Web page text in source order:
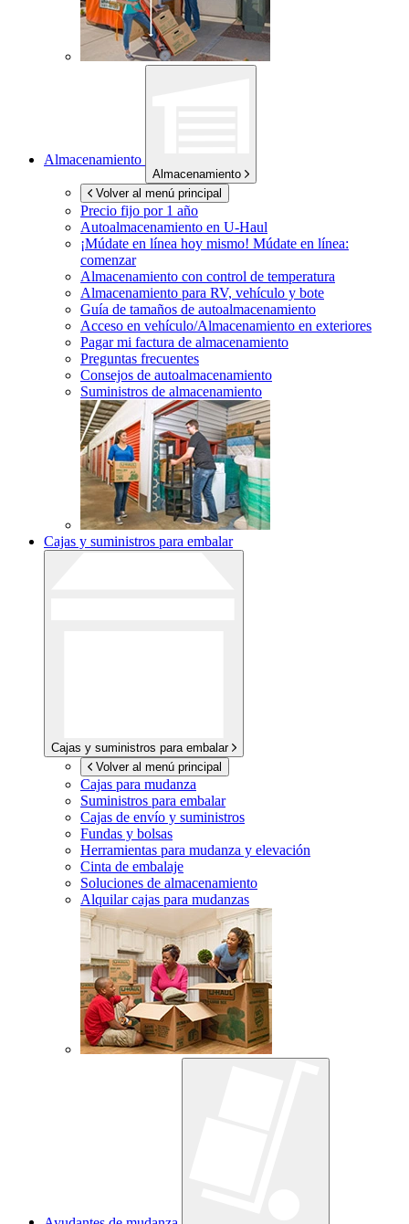
Almacenamiento
Almacenamiento
Volver al menú principal
Precio fijo por 1 año
Autoalmacenamiento en U-Haul
¡Múdate en línea hoy mismo! Múdate en línea:
comenzar
Almacenamiento con control de temperatura
Almacenamiento para RV, vehículo y bote
Guía de tamaños de autoalmacenamiento
Acceso en vehículo/Almacenamiento en exteriores
Pagar mi factura de almacenamiento
Preguntas frecuentes
Consejos de autoalmacenamiento
Suministros de almacenamiento
Cajas y suministros para embalar
Cajas y suministros para embalar
Volver al menú principal
Cajas para mudanza
Suministros para embalar
Cajas de envío y suministros
Fundas y bolsas
Herramientas para mudanza y elevación
Cinta de embalaje
Soluciones de almacenamiento
Alquilar cajas para mudanzas